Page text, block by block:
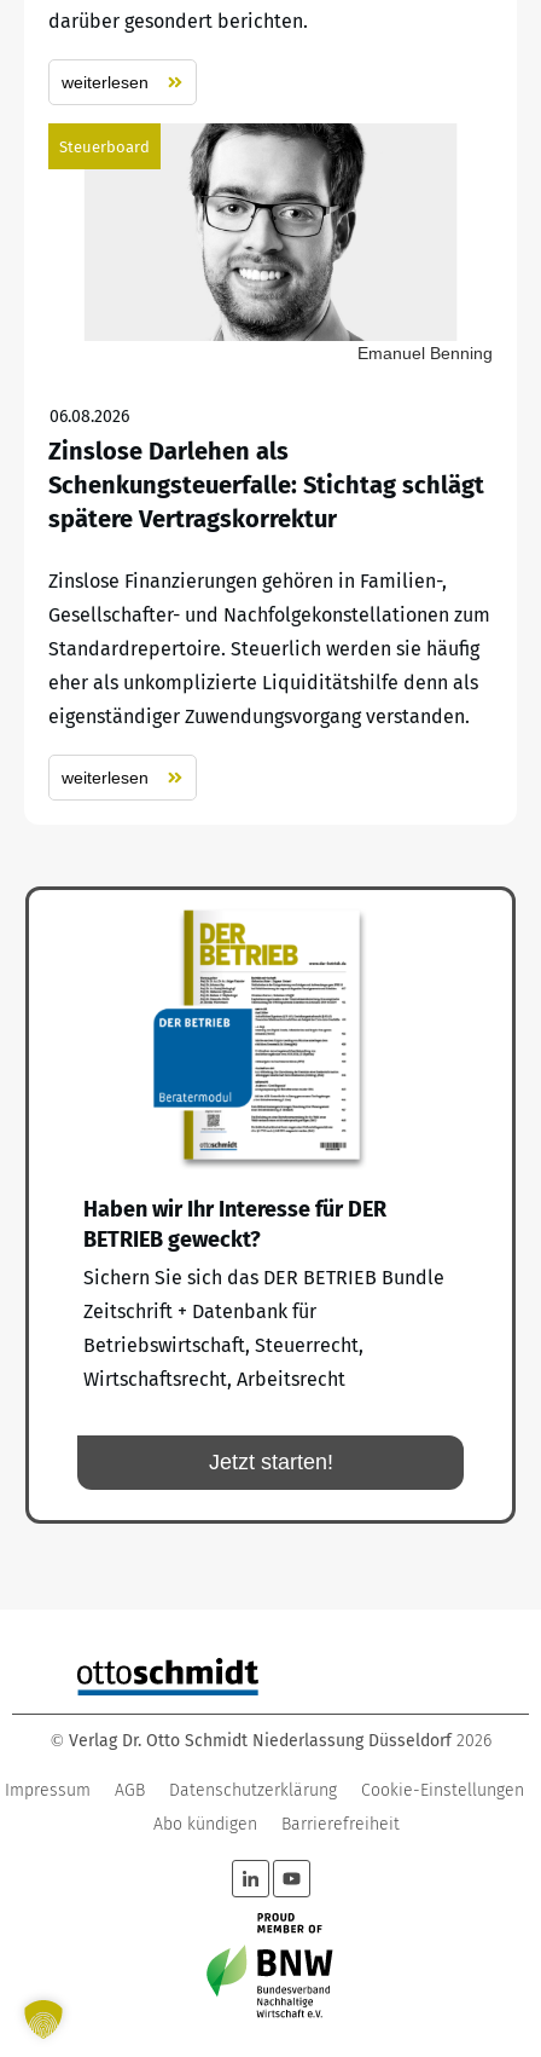
darüber gesondert berichten.
weiterlesen
Steuerboard
Emanuel Benning
06.08.2026
Zinslose Darlehen als
Schenkungsteuerfalle: Stichtag schlägt
spätere Vertragskorrektur
Zinslose Finanzierungen gehören in Familien-,
Gesellschafter- und Nachfolgekonstellationen zum
Standardrepertoire. Steuerlich werden sie häufig
eher als unkomplizierte Liquiditätshilfe denn als
eigenständiger Zuwendungsvorgang verstanden.
weiterlesen
Haben wir Ihr Interesse für DER
BETRIEB geweckt?
Sichern Sie sich das DER BETRIEB Bundle
Zeitschrift + Datenbank für
Betriebswirtschaft, Steuerrecht,
Wirtschaftsrecht, Arbeitsrecht
Jetzt starten!
© Verlag Dr. Otto Schmidt Niederlassung Düsseldorf 2026
Impressum AGB Datenschutzerklärung
Cookie-Einstellungen
Abo kündigen
Barrierefreiheit